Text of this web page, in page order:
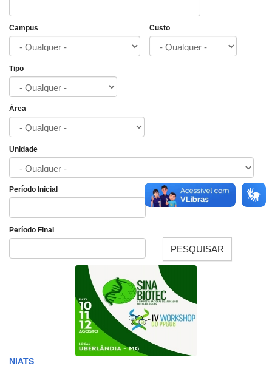
Campus Custo
Tipo
Área
Unidade
Período Inicial
Período Final
PESQUISAR
NIATS